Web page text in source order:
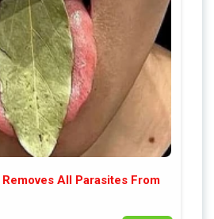
All Parasites From